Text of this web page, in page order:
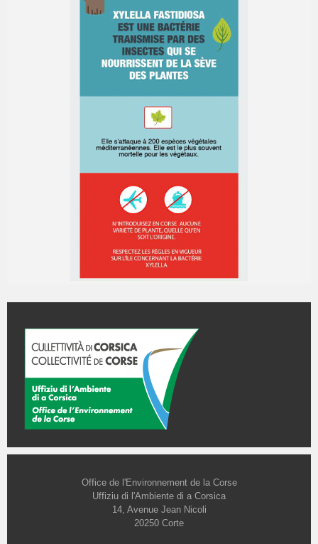
Office de l'Environnement de la Corse
Uffiziu di l'Ambiente di a Corsica
14, Avenue Jean Nicoli
20250 Corte